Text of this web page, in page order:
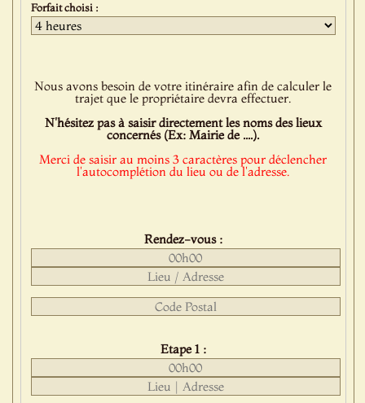
Forfait choisi :
Nous avons besoin de votre itinéraire afin de calculer le
trajet que le propriétaire devra effectuer.
N'hésitez pas à saisir directement les noms des lieux
concernés (Ex: Mairie de ....).
Merci de saisir au moins 3 caractères pour déclencher
l'autocomplétion du lieu ou de l'adresse.
Rendez-vous :
Etape 1 :